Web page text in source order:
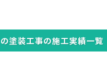
塗装工事の施工実績一覧